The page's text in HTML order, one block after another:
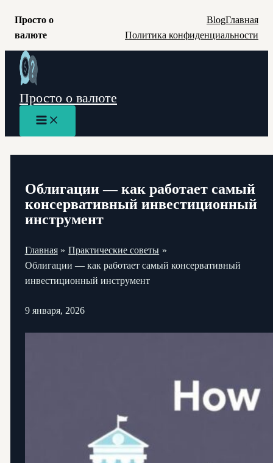
Просто о
валюте
BlogГлавная
Политика конфиденциальности
Перейти
содержимому
Просто о валюте
Main
Menu
Облигации — как работает самый
консервативный инвестиционный
инструмент
Главная
Практические советы
Облигации — как работает самый консервативный
инвестиционный инструмент
9 января, 2026